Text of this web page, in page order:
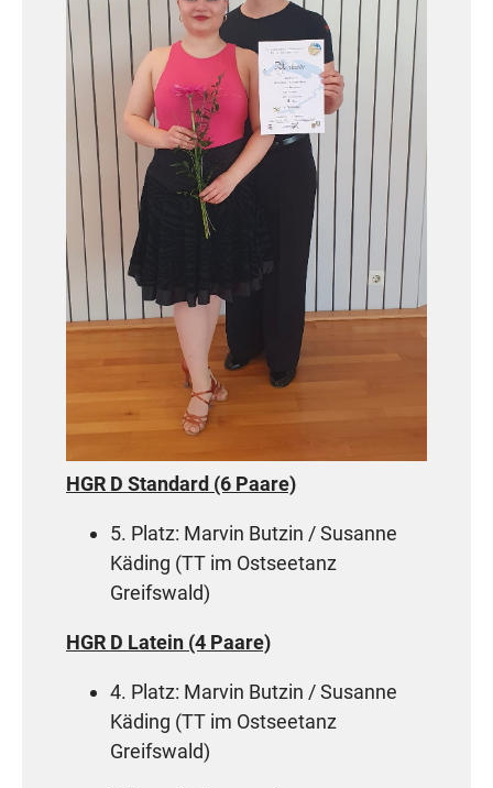
HGR D Standard (6 Paare)
5. Platz: Marvin Butzin / Susanne
Käding (TT im Ostseetanz
Greifswald)
HGR D Latein (4 Paare)
4. Platz: Marvin Butzin / Susanne
Käding (TT im Ostseetanz
Greifswald)